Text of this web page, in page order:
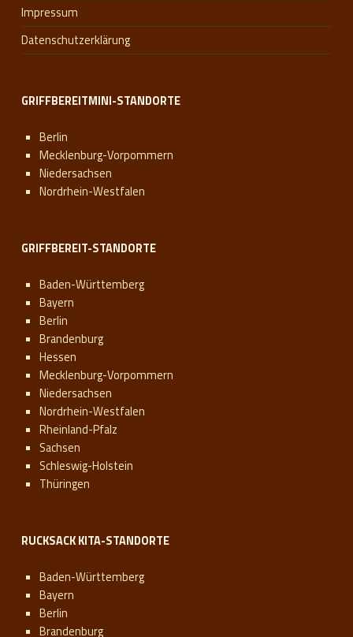
Impressum
Datenschutzerklärung
GRIFFBEREITMINI-STANDORTE
Berlin
Mecklenburg-Vorpommern
Niedersachsen
Nordrhein-Westfalen
GRIFFBEREIT-STANDORTE
Baden-Württemberg
Bayern
Berlin
Brandenburg
Hessen
Mecklenburg-Vorpommern
Niedersachsen
Nordrhein-Westfalen
Rheinland-Pfalz
Sachsen
Schleswig-Holstein
Thüringen
RUCKSACK KITA-STANDORTE
Baden-Württemberg
Bayern
Berlin
Brandenburg